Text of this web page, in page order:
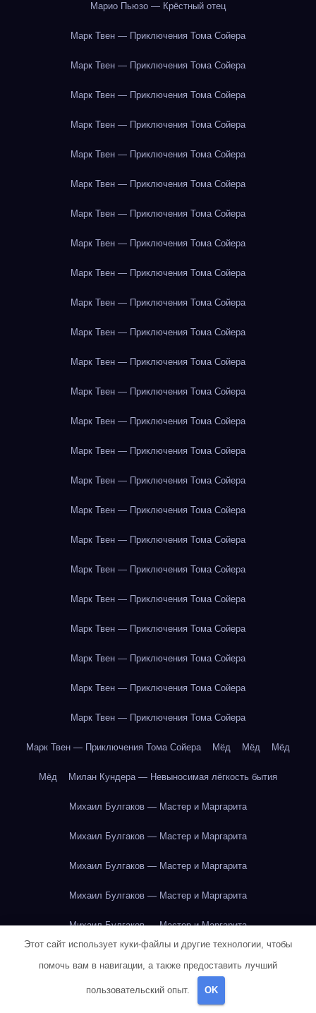
Марио Пьюзо — Крёстный отец
Марк Твен — Приключения Тома Сойера
Марк Твен — Приключения Тома Сойера
Марк Твен — Приключения Тома Сойера
Марк Твен — Приключения Тома Сойера
Марк Твен — Приключения Тома Сойера
Марк Твен — Приключения Тома Сойера
Марк Твен — Приключения Тома Сойера
Марк Твен — Приключения Тома Сойера
Марк Твен — Приключения Тома Сойера
Марк Твен — Приключения Тома Сойера
Марк Твен — Приключения Тома Сойера
Марк Твен — Приключения Тома Сойера
Марк Твен — Приключения Тома Сойера
Марк Твен — Приключения Тома Сойера
Марк Твен — Приключения Тома Сойера
Марк Твен — Приключения Тома Сойера
Марк Твен — Приключения Тома Сойера
Марк Твен — Приключения Тома Сойера
Марк Твен — Приключения Тома Сойера
Марк Твен — Приключения Тома Сойера
Марк Твен — Приключения Тома Сойера
Марк Твен — Приключения Тома Сойера
Марк Твен — Приключения Тома Сойера
Марк Твен — Приключения Тома Сойера
Марк Твен — Приключения Тома Сойера Мёд Мёд Мёд
Мёд Милан Кундера — Невыносимая лёгкость бытия
Михаил Булгаков — Мастер и Маргарита
Михаил Булгаков — Мастер и Маргарита
Михаил Булгаков — Мастер и Маргарита
Михаил Булгаков — Мастер и Маргарита
Михаил Булгаков — Мастер и Маргарита
Михаил Булгаков — Мастер и Маргарита
Этот сайт использует куки-файлы и другие технологии, чтобы
помочь вам в навигации, а также предоставить лучший
пользовательский опыт. OK